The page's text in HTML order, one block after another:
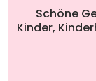
Schöne
Kinder,